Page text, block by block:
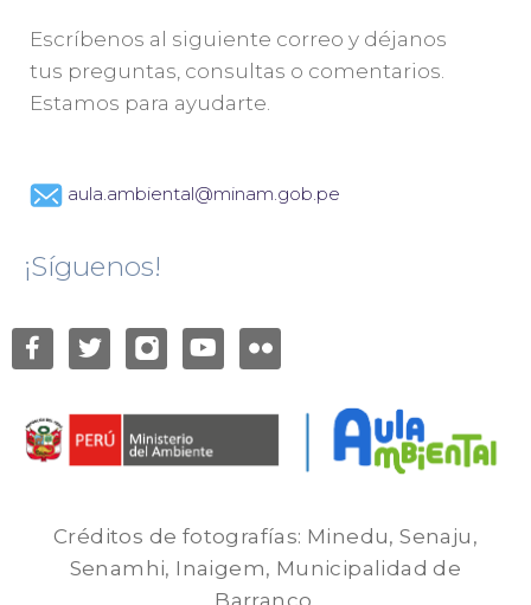
Escríbenos al siguiente correo y déjanos
tus preguntas, consultas o comentarios.
Estamos para ayudarte.
aula.ambiental@minam.gob.pe
¡Síguenos!
Créditos de fotografías: Minedu, Senaju,
Senamhi, Inaigem, Municipalidad de